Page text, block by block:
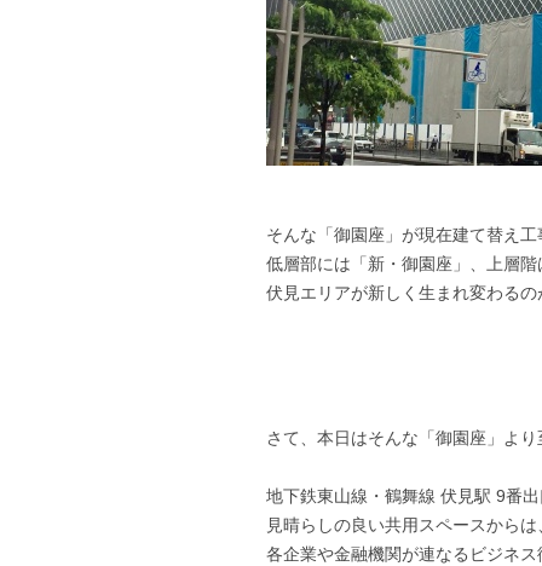
そんな「御園座」が現在建て替え工
低層部には「新・御園座」、上層
伏見エリアが新しく生まれ変わるの
さて、本日はそんな「御園座」より
地下鉄東山線・鶴舞線 伏見駅 9番
見晴らしの良い共用スペースから
各企業や金融機関が連なるビジネ